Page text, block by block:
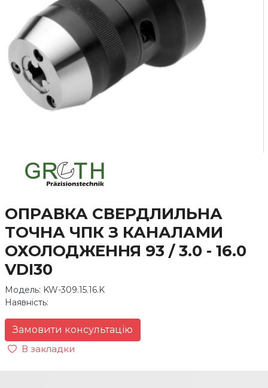
ОПРАВКА СВЕРДЛИЛЬНА
ТОЧНА ЧПК З КАНАЛАМИ
ОХОЛОДЖЕННЯ 93 / 3.0 - 16.0
VDI30
Модель: KW-309.15.16.K
Наявність:
Замовити консультацію
В закладки